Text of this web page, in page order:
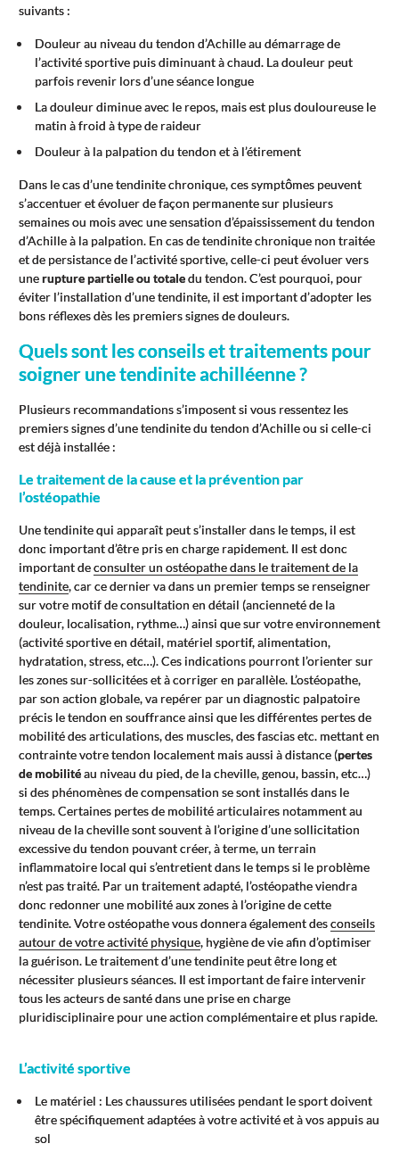
suivants :
Douleur au niveau du tendon d’Achille au démarrage de
l’activité sportive puis diminuant à chaud. La douleur peut
parfois revenir lors d’une séance longue
La douleur diminue avec le repos, mais est plus douloureuse le
matin à froid à type de raideur
Douleur à la palpation du tendon et à l’étirement
Dans le cas d’une tendinite chronique, ces symptômes peuvent
s’accentuer et évoluer de façon permanente sur plusieurs
semaines ou mois avec une sensation d’épaississement du tendon
d’Achille à la palpation. En cas de tendinite chronique non traitée
et de persistance de l’activité sportive, celle-ci peut évoluer vers
unerupture partielle ou totaledu tendon. C’est pourquoi, pour
éviter l’installation d’une tendinite, il est important d’adopter les
bons réflexes dès les premiers signes de douleurs.
Quels sont les conseils et traitements pour
soigner une tendinite achilléenne ?
Plusieurs recommandations s’imposent si vous ressentez les
premiers signes d’une tendinite du tendon d’Achille ou si celle-ci
est déjà installée :
Le traitement de la cause et la prévention par
l’ostéopathie
Une tendinite qui apparaît peut s’installer dans le temps, il est
donc important d’être pris en charge rapidement. Il est donc
important deconsulter un ostéopathe dans le traitement de la
tendinite, car ce dernier va dans un premier temps se renseigner
sur votre motif de consultation en détail (ancienneté de la
douleur, localisation, rythme…) ainsi que sur votre environnement
(activité sportive en détail, matériel sportif, alimentation,
hydratation, stress, etc…). Ces indications pourront l’orienter sur
les zones sur-sollicitées et à corriger en parallèle. L’ostéopathe,
par son action globale, va repérer par un diagnostic palpatoire
précis le tendon en souffrance ainsi que les différentes pertes de
mobilité des articulations, des muscles, des fascias etc. mettant en
contrainte votre tendon localement mais aussi à distance (pertes
de mobilitéau niveau du pied, de la cheville, genou, bassin, etc…)
si des phénomènes de compensation se sont installés dans le
temps. Certaines pertes de mobilité articulaires notamment au
niveau de la cheville sont souvent à l’origine d’une sollicitation
excessive du tendon pouvant créer, à terme, un terrain
inflammatoire local qui s’entretient dans le temps si le problème
n’est pas traité. Par un traitement adapté, l’ostéopathe viendra
donc redonner une mobilité aux zones à l’origine de cette
tendinite. Votre ostéopathe vous donnera également desconseils
autour de votre activité physique, hygiène de vie afin d’optimiser
la guérison. Le traitement d’une tendinite peut être long et
nécessiter plusieurs séances. Il est important de faire intervenir
tous les acteurs de santé dans une prise en charge
pluridisciplinaire pour une action complémentaire et plus rapide.
L’activité sportive
Le matériel : Les chaussures utilisées pendant le sport doivent
être spécifiquement adaptées à votre activité et à vos appuis au
sol